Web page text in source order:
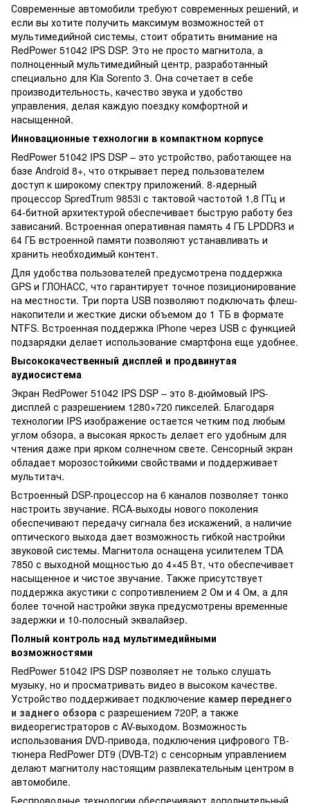
Современные автомобили требуют современных решений, и
если вы хотите получить максимум возможностей от
мультимедийной системы, стоит обратить внимание на
RedPower 51042 IPS DSP. Это не просто магнитола, а
полноценный мультимедийный центр, разработанный
специально для Kia Sorento 3. Она сочетает в себе
производительность, качество звука и удобство
управления, делая каждую поездку комфортной и
насыщенной.
Инновационные технологии в компактном корпусе
RedPower 51042 IPS DSP – это устройство, работающее на
базе Android 8+, что открывает перед пользователем
доступ к широкому спектру приложений. 8-ядерный
процессор SpredTrum 9853i с тактовой частотой 1,8 ГГц и
64-битной архитектурой обеспечивает быструю работу без
зависаний. Встроенная оперативная память 4 ГБ LPDDR3 и
64 ГБ встроенной памяти позволяют устанавливать и
хранить необходимый контент.
Для удобства пользователей предусмотрена поддержка
GPS и ГЛОНАСС, что гарантирует точное позиционирование
на местности. Три порта USB позволяют подключать флеш-
накопители и жесткие диски объемом до 1 ТБ в формате
NTFS. Встроенная поддержка iPhone через USB с функцией
подзарядки делает использование смартфона еще удобнее.
Высококачественный дисплей и продвинутая
аудиосистема
Экран RedPower 51042 IPS DSP – это 8-дюймовый IPS-
дисплей с разрешением 1280×720 пикселей. Благодаря
технологии IPS изображение остается четким под любым
углом обзора, а высокая яркость делает его удобным для
чтения даже при ярком солнечном свете. Сенсорный экран
обладает морозостойкими свойствами и поддерживает
мультитач.
Встроенный DSP-процессор на 6 каналов позволяет тонко
настроить звучание. RCA-выходы нового поколения
обеспечивают передачу сигнала без искажений, а наличие
оптического выхода дает возможность гибкой настройки
звуковой системы. Магнитола оснащена усилителем TDA
7850 с выходной мощностью до 4×45 Вт, что обеспечивает
насыщенное и чистое звучание. Также присутствует
поддержка акустики с сопротивлением 2 Ом и 4 Ом, а для
более точной настройки звука предусмотрены временные
задержки и 10-полосный эквалайзер.
Полный контроль над мультимедийными
возможностями
RedPower 51042 IPS DSP позволяет не только слушать
музыку, но и просматривать видео в высоком качестве.
Устройство поддерживает подключение камер переднего
и заднего обзора с разрешением 720P, а также
видеорегистраторов с AV-выходом. Возможность
использования DVD-привода, подключения цифрового ТВ-
тюнера RedPower DT9 (DVB-T2) с сенсорным управлением
делают магнитолу настоящим развлекательным центром в
автомобиле.
Беспроводные технологии обеспечивают дополнительный